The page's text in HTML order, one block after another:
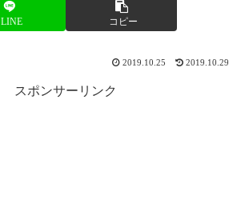
LINE コピー
2019.10.25 2019.10.29
スポンサーリンク